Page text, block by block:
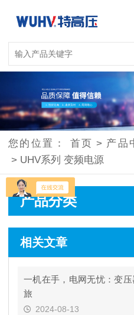
您的位置： 首页 > 产品
> UHV系列 变频电源
产品分类
相关文章
一机在手，电网无忧：变
旅
2024-08-13